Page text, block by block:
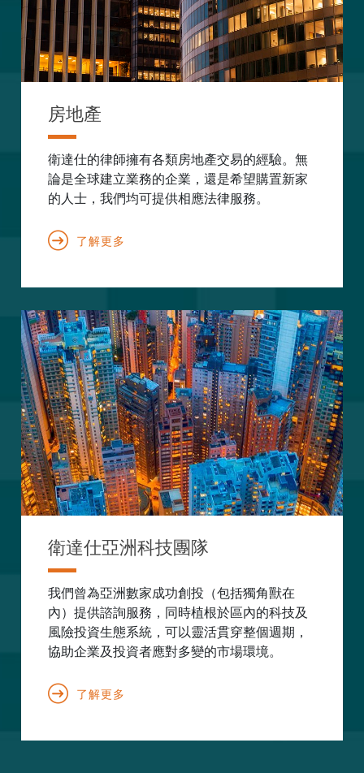
房地產
衛達仕的律師擁有各類房地產交易的經驗。無
論是全球建立業務的企業，還是希望購置新家
的人士，我們均可提供相應法律服務。
了解更多
衛達仕亞洲科技團隊
我們曾為亞洲數家成功創投（包括獨角獸在
內）提供諮詢服務，同時植根於區內的科技及
風險投資生態系統，可以靈活貫穿整個週期，
協助企業及投資者應對多變的市場環境。
了解更多